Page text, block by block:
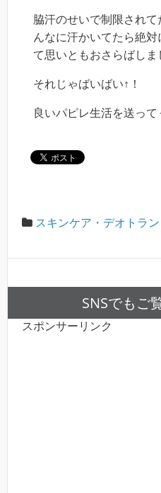
脇汗のせいで制限され
んなに汗かいてたら絶
て思いともおさらばしま
それじゃばいばい↑！
良いパピレ生活を送って
スキンケア・デオトラン
SNSでもご
スポンサーリンク